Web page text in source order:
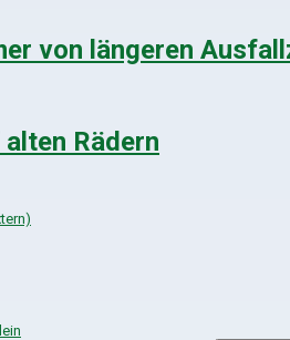
von längeren
Rädern